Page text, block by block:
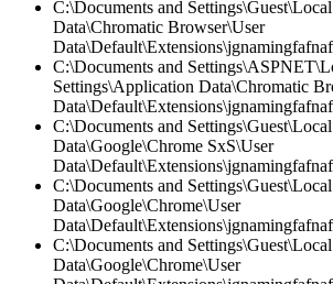
C:\Documents and
Data\Chromatic Browser\User
C:\Documents and
Settings\Application Data\Chromatic
C:\Documents and
Data\Google\Chrome SxS\User
C:\Documents and
Data\Google\Chrome\User
C:\Documents and
Data\Google\Chrome\User